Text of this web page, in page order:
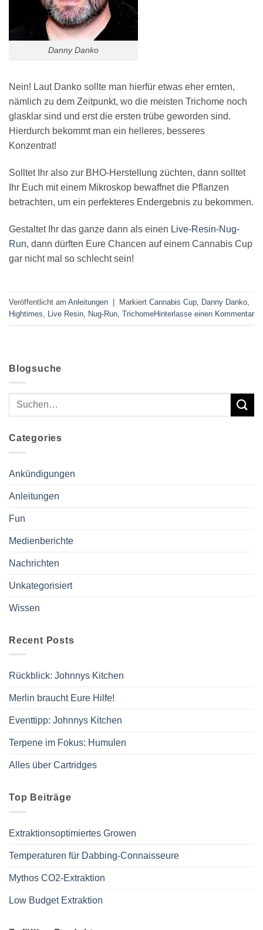
Danny Danko
Nein! Laut Danko sollte man hierfür etwas eher ernten,
nämlich zu dem Zeitpunkt, wo die meisten Trichome noch
glasklar sind und erst die ersten trübe geworden sind.
Hierdurch bekommt man ein helleres, besseres
Konzentrat!
Solltet Ihr also zur BHO-Herstellung züchten, dann solltet
Ihr Euch mit einem Mikroskop bewaffnet die Pflanzen
betrachten, um ein perfekteres Endergebnis zu bekommen.
Gestaltet Ihr das ganze dann als einen Live-Resin-Nug-
Run, dann dürften Eure Chancen auf einem Cannabis Cup
gar nicht mal so schlecht sein!
Veröffentlicht am Anleitungen Markiert Cannabis Cup Danny Danko
Hightimes
Live Resin Nug-Run TrichomeHinterlasse einen Kommentar
Blogsuche
Categories
Ankündigungen
Anleitungen
Fun
Medienberichte
Nachrichten
Unkategorisiert
Wissen
Recent Posts
Rückblick: Johnnys Kitchen
Merlin braucht Eure Hilfe!
Eventtipp: Johnnys Kitchen
Terpene im Fokus: Humulen
Alles über Cartridges
Top Beiträge
Extraktionsoptimiertes Growen
Temperaturen für Dabbing-Connaisseure
Mythos CO2-Extraktion
Low Budget Extraktion